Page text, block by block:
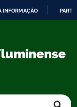
INFORMAÇÃO